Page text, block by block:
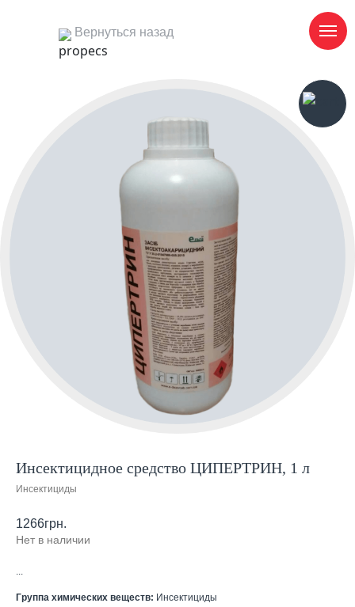
Вернуться назад
Инсектицидное средство ЦИПЕРТРИН, 1 л
Инсектициды
1266грн.
Нет в наличии
...
Группа химических веществ: Инсектициды